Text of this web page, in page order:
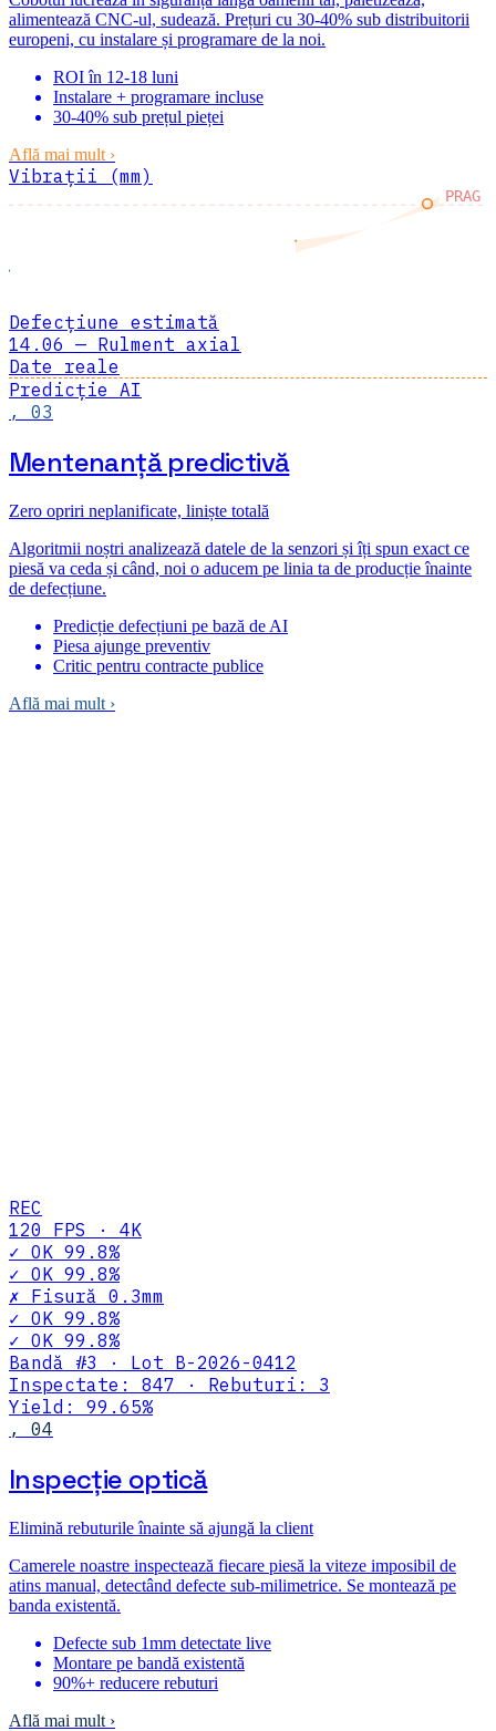
alimentează CNC-ul, sudează. Prețuri cu 30-40% sub distribuitorii
europeni, cu instalare și programare de la noi.
ROI în 12-18 luni
Instalare + programare incluse
30-40% sub prețul pieței
Află mai mult ›
Vibrații (mm)
PRAG
Defecțiune estimată
14.06 — Rulment axial
Date reale
Predicție AI
, 03
Mentenanță predictivă
Zero opriri neplanificate, liniște totală
Algoritmii noștri analizează datele de la senzori și îți spun exact ce
piesă va ceda și când, noi o aducem pe linia ta de producție înainte
de defecțiune.
Predicție defecțiuni pe bază de AI
Piesa ajunge preventiv
Critic pentru contracte publice
Află mai mult ›
REC
120 FPS · 4K
✓ OK 99.8%
✓ OK 99.8%
✗ Fisură 0.3mm
✓ OK 99.8%
✓ OK 99.8%
Bandă #3 · Lot B-2026-0412
Inspectate: 847 · Rebuturi: 3
Yield: 99.65%
, 04
Inspecție optică
Elimină rebuturile înainte să ajungă la client
Camerele noastre inspectează fiecare piesă la viteze imposibil de
atins manual, detectând defecte sub-milimetrice. Se montează pe
banda existentă.
Defecte sub 1mm detectate live
Montare pe bandă existentă
90%+ reducere rebuturi
Află mai mult ›